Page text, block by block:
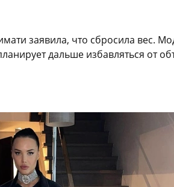
заявила, что сбросила вес.
дальше избавляться от